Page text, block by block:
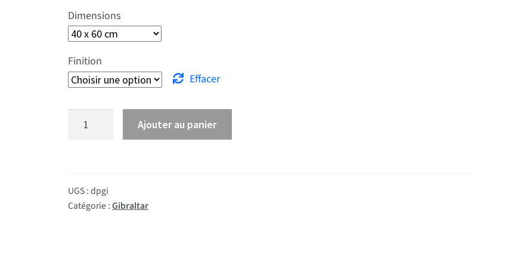
Dimensions
Finition
Effacer
quantité de Drapeau Gibraltar
Ajouter au panier
UGS :dpgi
Catégorie :Gibraltar